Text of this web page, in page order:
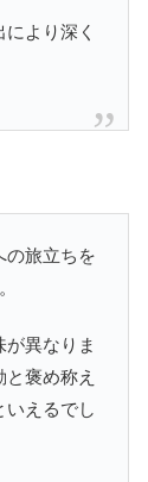
より深く
の旅立ちを
異なりま
褒め称え
いえるでし